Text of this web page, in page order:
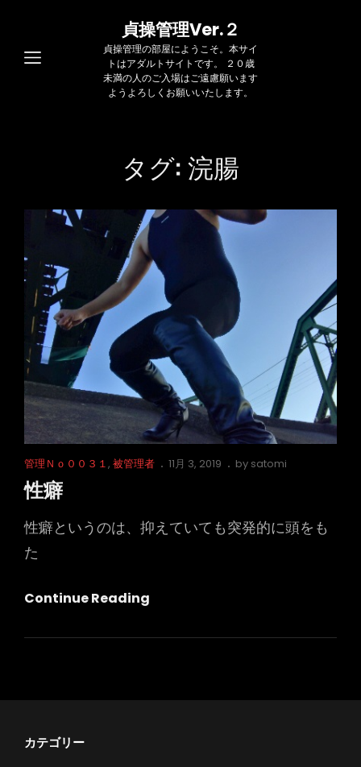
貞操管理Ver.２
貞操管理の部屋にようこそ。本サイ
トはアダルトサイトです。 ２０歳
未満の人のご入場はご遠慮願います
ようよろしくお願いいたします。
タグ:浣腸
Cat
Links
管理Ｎｏ００３１, 被管理者
Posted
11月 3, 2019 by satomi
性癖
性癖というのは、抑えていても突発的に頭をも
た
Continue Reading
カテゴリー